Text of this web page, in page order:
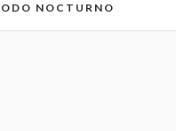
NOCTURNO